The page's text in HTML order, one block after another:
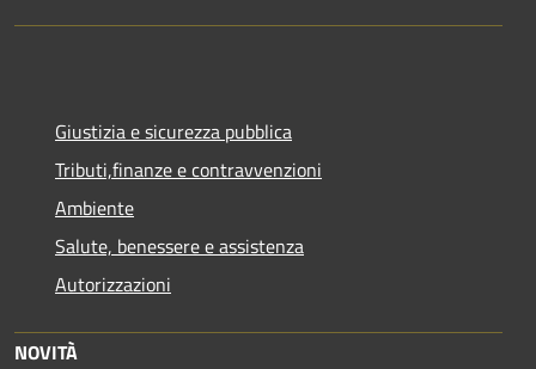
Giustizia e sicurezza pubblica
Tributi,finanze e contravvenzioni
Ambiente
Salute, benessere e assistenza
Autorizzazioni
NOVITÀ